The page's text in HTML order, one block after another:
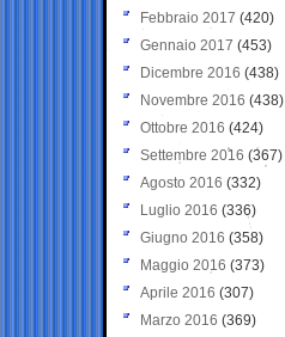
Febbraio 2017 (420)
Gennaio 2017 (453)
Dicembre 2016 (438)
Novembre 2016 (438)
Ottobre 2016 (424)
Settembre 2016 (367)
Agosto 2016 (332)
Luglio 2016 (336)
Giugno 2016 (358)
Maggio 2016 (373)
Aprile 2016 (307)
Marzo 2016 (369)